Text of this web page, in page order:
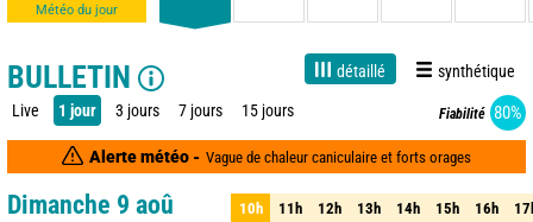
Météo du jour
BULLETIN détaillé synthétique
Live 1 jour 3 jours 7 jours 15 jours Fiabilité 80%
Alerte météo - Vague de chaleur caniculaire et forts orages
Dimanche 9 aoû 10h 11h 12h 13h 14h 15h 16h
10h 11h 12h 13h 14h 15h 16h